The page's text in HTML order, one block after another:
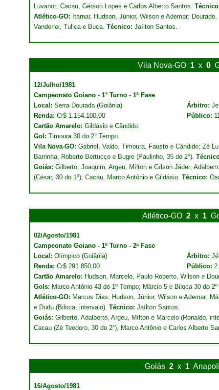
Luvanor; Cacau, Gérson Lopes e Carlos Alberto Santos.
Atlético-GO: Itamar, Hudson, Júnior, Wilson e Ademar;
Vanderlei, Tulica e Buca. Técnico: Jaílton Santos.
Vila Nova-GO 1 x 0
12/Julho/1981
Campeonato Goiano - 1° Turno - 1ª Fase
Local: Serra Dourada (Goiânia) Árbitro:
Renda: Cr$ 1.154.100,00 Público:
Cartão Amarelo: Gildásio e Cândido.
Gol: Timoura 30 do 2° Tempo.
Vila Nova-GO: Gabriel, Valdo, Timoura, Fausto e Cândido; Zé
Barrinha, Roberto Bertucço e Bugre (Paulinho, 35 do 2º).
Goiás: Gilberto, Joaquim, Argeu, Mílton e Gílson Jáder;
(César, 30 do 1º); Cacau, Marco Antônio e Gildásio. Técnico:
Atlético-GO 2 x 1
02/Agosto/1981
Campeonato Goiano - 1º Turno - 2ª Fase
Local: Olímpico (Goiânia) Árbitro:
Renda: Cr$ 291.850,00 Público:
Cartão Amarelo: Hudson, Marcelo, Paulo Roberto, Wilson e
Gols: Marco Antônio 43 do 1º Tempo; Márcio 5 e Biloca 30 do
Atlético-GO: Marcos Dias, Hudson, Júnior, Wilson e Ademar;
e Dudu (Biloca, intervalo). Técnico: Jaílton Santos.
Goiás: Gilberto, Adalberto, Argeu, Mílton e Marcelo (Ronaldo,
Cacau (Zé Teodoro, 30 do 2°), Marco Antônio e Carlos Alberto
Goiás 2 x 1
16/Agosto/1981